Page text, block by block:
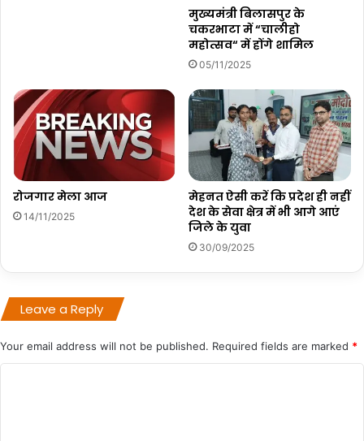
मुख्यमंत्री बिलासपुर के
चकरभाटा में “चालीहो
महोत्सव“ में होंगे शामिल
05/11/2025
रोजगार मेला आज
14/11/2025
मेहनत ऐसी करें कि प्रदेश ही नहीं
देश के सेवा क्षेत्र में भी आगे आएं
जिले के युवा
30/09/2025
Leave a Reply
Your email address will not be published. Required fields are marked *